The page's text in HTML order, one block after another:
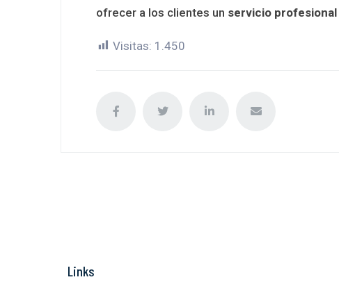
ofrecer a los clientes un servicio profesional
Visitas: 1.450
Links